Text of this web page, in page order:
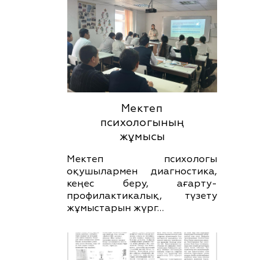
Мектеп
психологының
жұмысы
Мектеп психологы
оқушылармен диагностика,
кеңес беру, ағарту-
профилактикалық, түзету
жұмыстарын жүрг…